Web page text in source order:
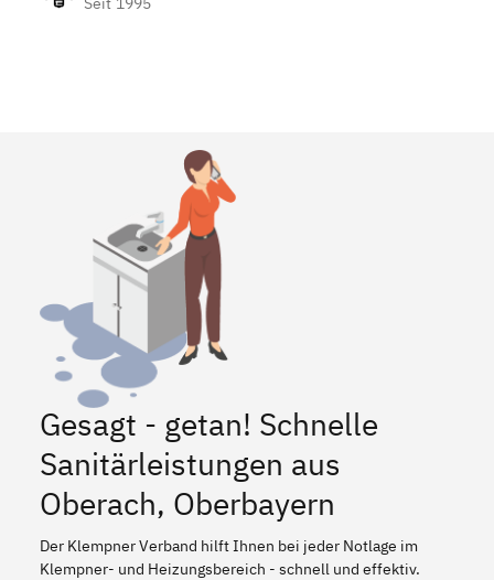
Gesagt - getan! Schnelle
Sanitärleistungen aus
Oberach, Oberbayern
Der Klempner Verband hilft Ihnen bei jeder Notlage im
Klempner- und Heizungsbereich - schnell und effektiv.